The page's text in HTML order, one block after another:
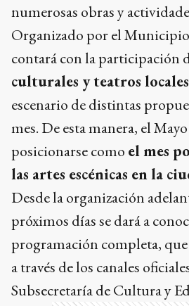
numerosas obras y
Organizado por el
contará con la participación
culturales y teatros locales
escenario de distintas
mes. De esta manera, el
posicionarse como el mes
las artes escénicas en la
Desde la organización
próximos días se dará a
programación completa,
a través de los canales
Subsecretaría de Cultura y